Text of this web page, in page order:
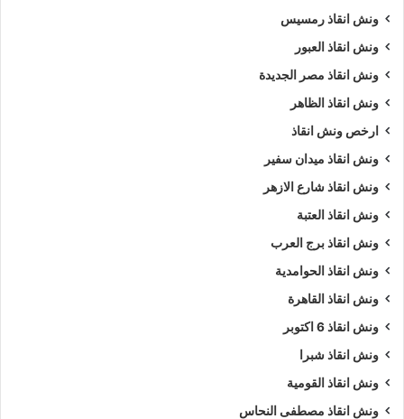
ونش انقاذ رمسيس
ونش انقاذ العبور
ونش انقاذ مصر الجديدة
ونش انقاذ الظاهر
ارخص ونش انقاذ
ونش انقاذ ميدان سفير
ونش انقاذ شارع الازهر
ونش انقاذ العتبة
ونش انقاذ برج العرب
ونش انقاذ الحوامدية
ونش انقاذ القاهرة
ونش انقاذ 6 اكتوبر
ونش انقاذ شبرا
ونش انقاذ القومية
ونش انقاذ مصطفى النحاس